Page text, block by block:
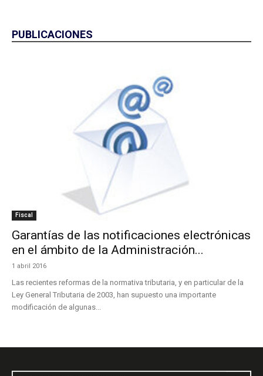
PUBLICACIONES
Fiscal
Garantías de las notificaciones electrónicas
en el ámbito de la Administración...
1 abril 2016
Las recientes reformas de la normativa tributaria, y en particular de la
Ley General Tributaria de 2003, han supuesto una importante
modificación de algunas...